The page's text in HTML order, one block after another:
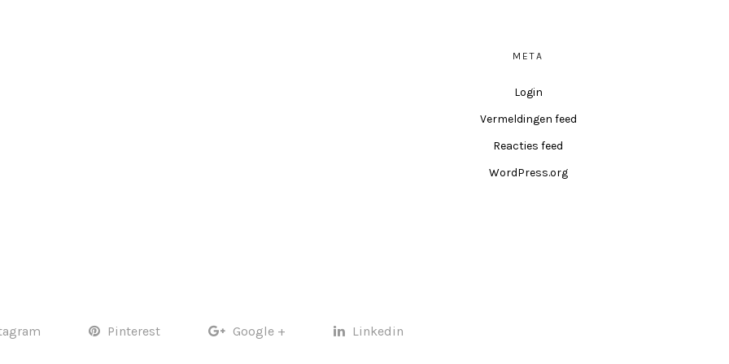
META
Login
Vermeldingen feed
Reacties feed
WordPress.org
Pinterest Google + Linkedin